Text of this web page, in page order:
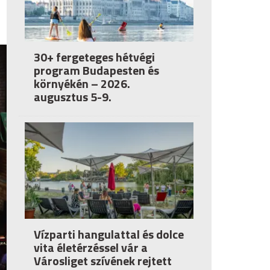
30+ fergeteges hétvégi
program Budapesten és
környékén – 2026.
augusztus 5-9.
Vízparti hangulattal és dolce
vita életérzéssel vár a
Városliget szívének rejtett